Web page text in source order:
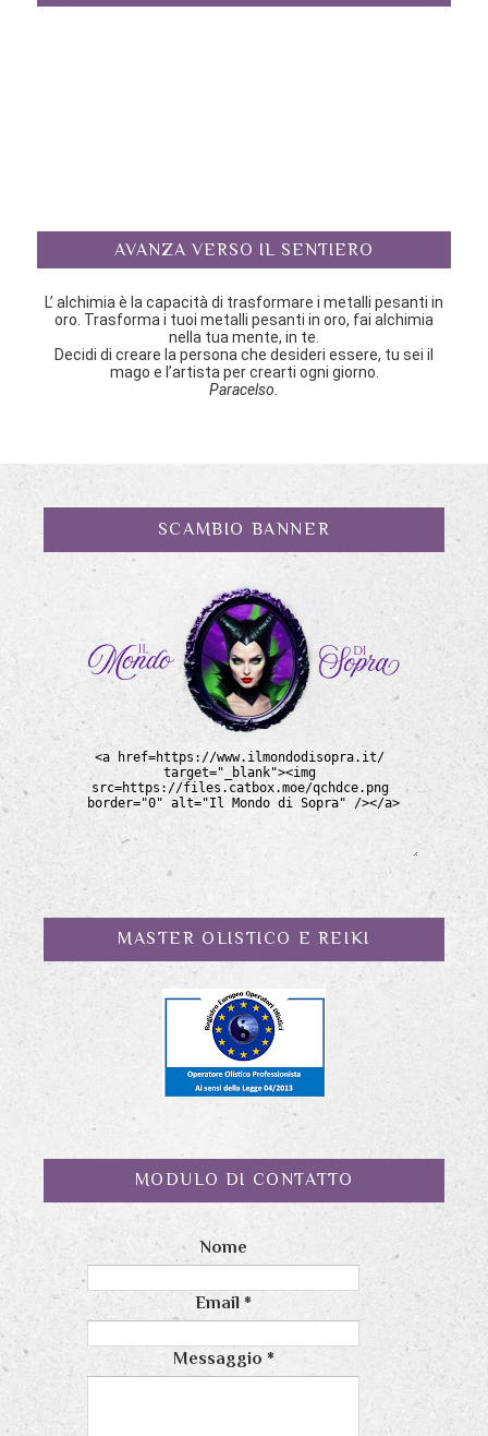
AVANZA VERSO IL SENTIERO
L’ alchimia è la capacità di trasformare i metalli pesanti in
oro. Trasforma i tuoi metalli pesanti in oro, fai alchimia
nella tua mente, in te.
Decidi di creare la persona che desideri essere, tu sei il
mago e l’artista per crearti ogni giorno.
Paracelso.
SCAMBIO BANNER
MASTER OLISTICO E REIKI
MODULO DI CONTATTO
Nome
Email*
Messaggio *